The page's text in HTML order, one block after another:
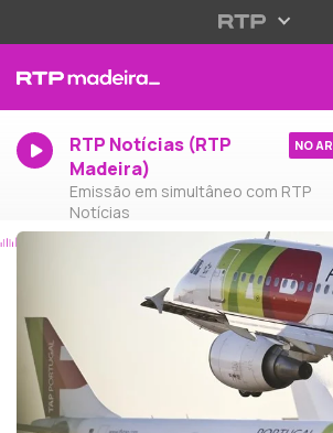
RTP Notícias (RTP
Madeira)
Emissão em simultâneo com RTP
Notícias
NO AR